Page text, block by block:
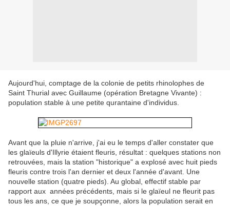
Aujourd'hui, comptage de la colonie de petits rhinolophes de
Saint Thurial avec Guillaume (opération Bretagne Vivante) :
population stable à une petite qurantaine d'individus.
Avant que la pluie n'arrive, j'ai eu le temps d'aller constater que
les glaïeuls d'Illyrie étaient fleuris, résultat : quelques stations non
retrouvées, mais la station "historique" a explosé avec huit pieds
fleuris contre trois l'an dernier et deux l'année d'avant. Une
nouvelle station (quatre pieds). Au global, effectif stable par
rapport aux années précédents, mais si le glaïeul ne fleurit pas
tous les ans, ce que je soupçonne, alors la population serait en